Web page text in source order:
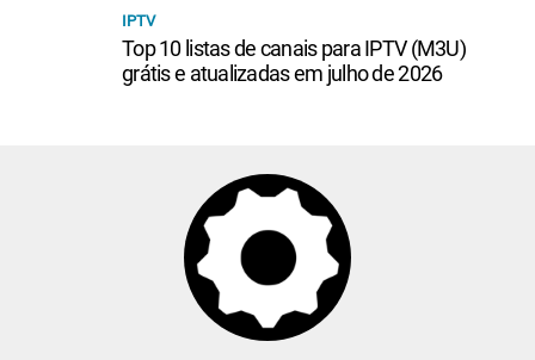
IPTV
Top 10 listas de canais para IPTV (M3U)
grátis e atualizadas em julho de 2026